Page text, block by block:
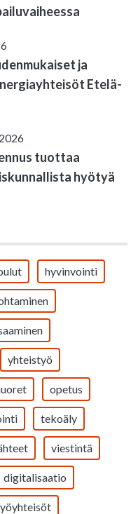
ja
Etelä-
tuottaa
hyötyä
hyvinvointi
yhteistyö
opetus
tekoäly
viestintä
digitalisaatio